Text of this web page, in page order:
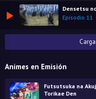
Densetsu
Episodio 11
Animes en Emisión
Futsutsuka na
Torikae Den